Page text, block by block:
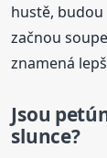
hustě, budou
začnou
znamená
Jsou
slunce?